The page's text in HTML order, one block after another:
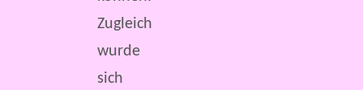
Zugleich
wurde
sich